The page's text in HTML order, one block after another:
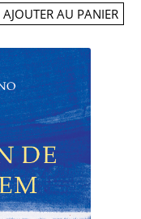
AJOUTER AU PANIER